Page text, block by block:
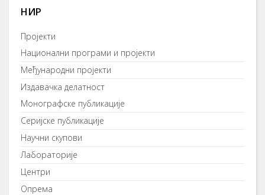
НИР
Пројекти
Национални програми и пројекти
Међународни пројекти
Издавачка делатност
Монографске публикације
Серијске публикације
Научни скупови
Лабораторије
Центри
Опрема